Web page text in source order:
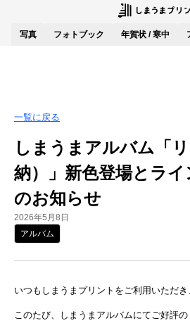
写真 フォトブック 年賀状 / 寒中
一覧に戻る
しまうまアルバム「
納）」新色登場とラ
のお知らせ
2026年5月8日
アルバム
いつもしまうまプリントをご利用いただき
このたび、しまうまアルバムにてご好評